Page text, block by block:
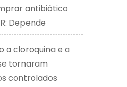
antibiótico
Depende
a cloroquina e a
tornaram
controlados